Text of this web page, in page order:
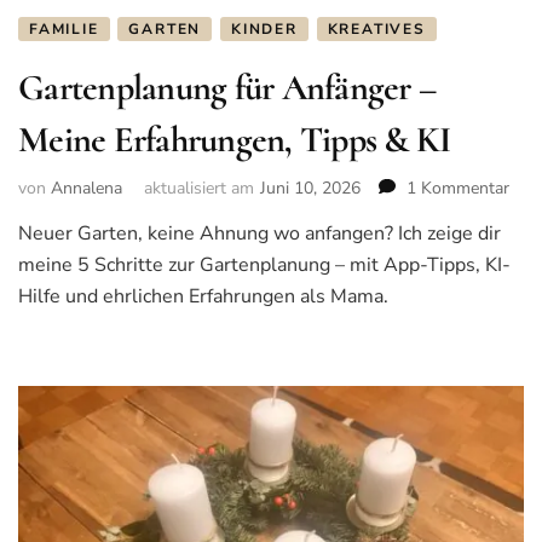
FAMILIE GARTEN KINDER KREATIVES
Gartenplanung für Anfänger –
Meine Erfahrungen, Tipps & KI
von Annalena aktualisiert am Juni 10, 2026 1 Kommentar
&
Neuer Garten, keine Ahnung wo anfangen? Ich zeige dir
meine 5 Schritte zur Gartenplanung – mit App-Tipps, KI-
Hilfe und ehrlichen Erfahrungen als Mama.